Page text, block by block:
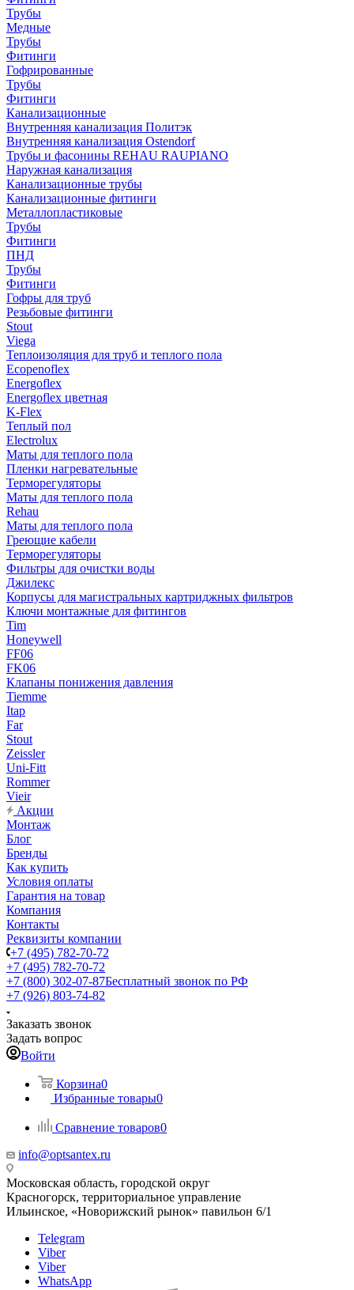
Трубы
Медные
Трубы
Фитинги
Гофрированные
Трубы
Фитинги
Канализационные
Внутренняя канализация Политэк
Внутренняя канализация Ostendorf
Трубы и фасонины REHAU RAUPIANO
Наружная канализация
Канализационные трубы
Канализационные фитинги
Металлопластиковые
Трубы
Фитинги
ПНД
Трубы
Фитинги
Гофры для труб
Резьбовые фитинги
Stout
Viega
Теплоизоляция для труб и теплого пола
Ecopenoflex
Energoflex
Energoflex цветная
K-Flex
Теплый пол
Electrolux
Маты для теплого пола
Пленки нагревательные
Терморегуляторы
Маты для теплого пола
Rehau
Маты для теплого пола
Греющие кабели
Терморегуляторы
Фильтры для очистки воды
Джилекс
Корпусы для магистральных картриджных фильтров
Ключи монтажные для фитингов
Tim
Honeywell
FF06
FK06
Клапаны понижения давления
Tiemme
Itap
Far
Stout
Zeissler
Uni-Fitt
Rommer
Vieir
Акции
Монтаж
Блог
Бренды
Как купить
Условия оплаты
Гарантия на товар
Компания
Контакты
Реквизиты компании
+7 (495) 782-70-72
+7 (495) 782-70-72
+7 (800) 302-07-87Бесплатный звонок по РФ
+7 (926) 803-74-82
Заказать звонок
Задать вопрос
Войти
Корзина0
Избранные товары0
Сравнение товаров0
info@optsantex.ru
Московская область, городской округ
Красногорск, территориальное управление
Ильинское, «Новорижский рынок» павильон 6/1
Telegram
Viber
Viber
WhatsApp